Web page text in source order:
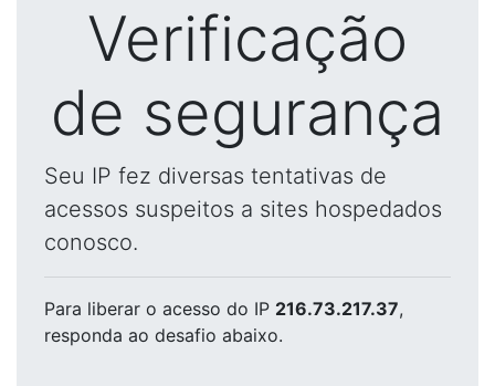
Verificação
de segurança
Seu IP fez diversas tentativas de
acessos suspeitos a sites hospedados
conosco.
Para liberar o acesso do IP 216.73.217.37,
responda ao desafio abaixo.